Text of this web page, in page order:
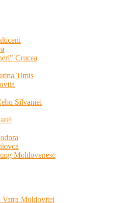
Crucea
Timis
Silvaniei
Moldovenesc
Moldovitei